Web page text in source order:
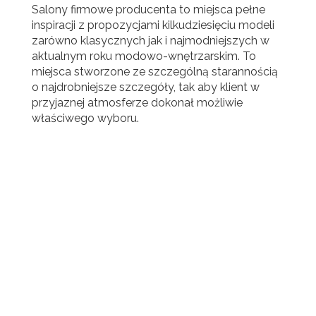
Salony firmowe producenta to miejsca pełne
inspiracji z propozycjami kilkudziesięciu modeli
zarówno klasycznych jak i najmodniejszych w
aktualnym roku modowo-wnętrzarskim. To
miejsca stworzone ze szczególną starannością
o najdrobniejsze szczegóły, tak aby klient w
przyjaznej atmosferze dokonał możliwie
właściwego wyboru.